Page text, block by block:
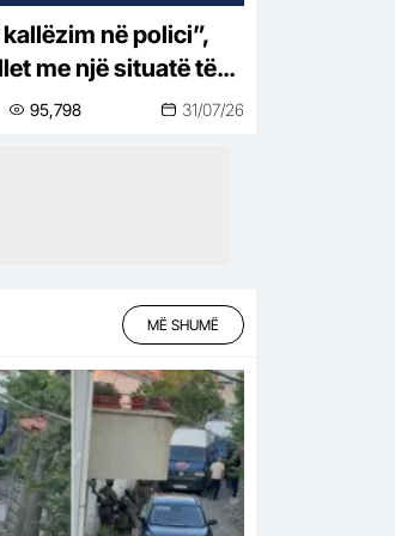
me një situatë të
më prek damarin
95,798 31/07/26
MË SHUMË